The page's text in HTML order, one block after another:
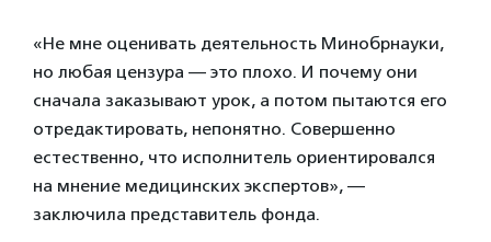
«Не мне оценивать деятельность Минобрнауки,
но любая цензура — это плохо. И почему они
сначала заказывают урок, а потом пытаются его
отредактировать, непонятно. Совершенно
естественно, что исполнитель ориентировался
на мнение медицинских экспертов», —
заключила представитель фонда.